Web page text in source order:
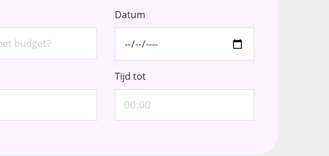
Datum
Tijd tot